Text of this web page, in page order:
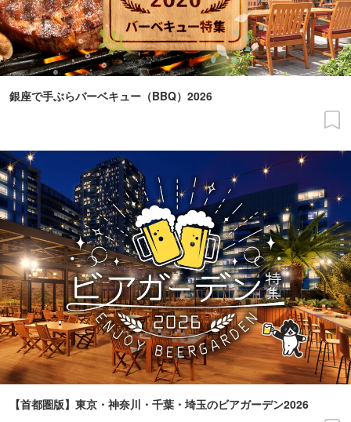
銀座で手ぶらバーベキュー（BBQ）2026
【首都圏版】東京・神奈川・千葉・埼玉のビアガーデン2026